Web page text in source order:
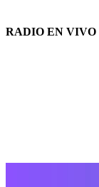
RADIO EN VIVO